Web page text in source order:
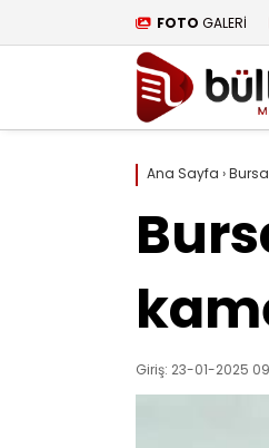
FOTO GALERİ
Ana Sayfa ›Bursa
Giriş: 23-01-2025